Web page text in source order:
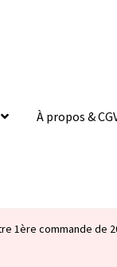
À propos &
1ère commande de